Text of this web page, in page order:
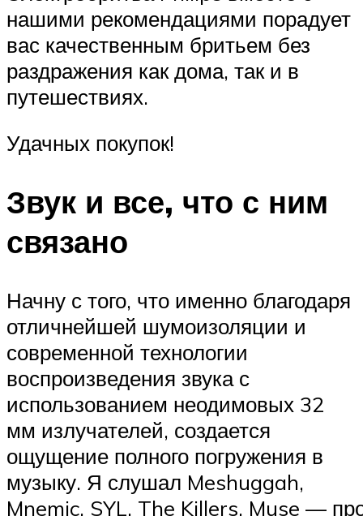
нашими рекомендациями порадует
вас качественным бритьем без
раздражения как дома, так и в
путешествиях.
Удачных покупок!
Звук и все, что с ним
связано
Начну с того, что именно благодаря
отличнейшей шумоизоляции и
современной технологии
воспроизведения звука с
использованием неодимовых 32
мм излучателей, создается
ощущение полного погружения в
музыку. Я слушал Meshuggah,
Mnemic, SYL, The Killers, Muse —